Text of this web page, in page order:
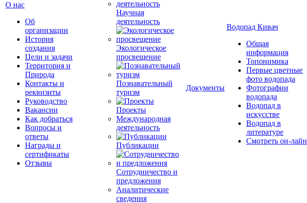
О нас
Об
организации
История
создания
Цели и задачи
Территория и
Природа
Контакты и
реквизиты
Руководство
Вакансии
Как добраться
Вопросы и
ответы
Награды и
сертификаты
Отзывы
Научная
деятельность
Экологическое
просвещение
Познавательный
туризм
Проекты
Международная
деятельность
Публикации
Сотрудничество и
предложения
Аналитические
сведения
Документы
Водопад Кивач
Общая
информация
Топонимика
Первые цветные
фото водопада
Фотографии
водопада
Водопад в
искусстве
Водопад в
литературе
Смотреть он-лайн